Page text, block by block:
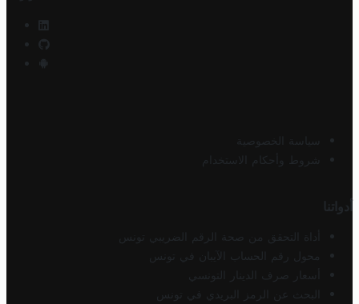
سياسة الخصوصية
شروط وأحكام الاستخدام
أدواتنا
أداة التحقق من صحة الرقم الضريبي تونس
محول رقم الحساب الآيبان في تونس
أسعار صرف الدينار التونسي
البحث عن الرمز البريدي في تونس